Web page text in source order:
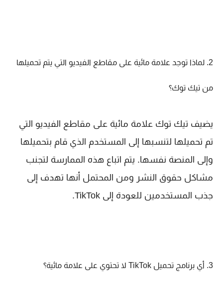
2. لماذا توجد علامة مائية على مقاطع الفيديو التي يتم تحميلها
من تيك توك؟
يضيف تيك توك علامة مائية على مقاطع الفيديو التي
تم تحميلها لتنسبها إلى المستخدم الذي قام بتحميلها
وإلى المنصة نفسها. يتم اتباع هذه الممارسة لتجنب
مشاكل حقوق النشر ومن المحتمل أنها تهدف إلى
جذب المستخدمين للعودة إلى TikTok.
3. أي برنامج تحميل TikTok لا تحتوي على علامة مائية؟